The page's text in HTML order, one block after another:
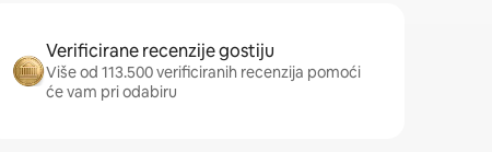
Verificirane recenzije gostiju
Više od 113.500 verificiranih recenzija pomoći
će vam pri odabiru